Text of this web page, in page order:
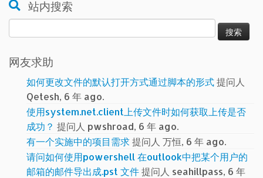
站内搜索
索：
网友求助
如何更改文件的默认打开方式通过脚本的形式提问人
Qetesh, 6 年 ago.
使用system.net.client上传文件时如何获取上传是否
成功？ 提问人 pwshroad, 6 年 ago.
有一个实施中的项目需求提问人 万恒, 6 年 ago.
请问如何使用powershell 在outlook中把某个用户的
邮箱的邮件导出成.pst 文件提问人 seahillpass, 6 年